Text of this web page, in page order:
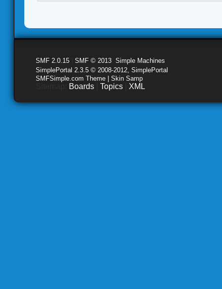
SMF 2.0.15 SMF © 2013 Simple Machines
SimplePortal 2.3.5 © 2008-2012, SimplePortal
SMFSimple.com Theme | Skin Samp
Boards Topics XML